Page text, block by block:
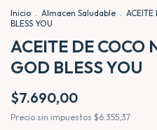
Inicio . Almacen Saludable .
BLESS YOU
ACEITE DE COCO
GOD BLESS YOU
$7.690,00
Precio sin impuestos $6.355,37